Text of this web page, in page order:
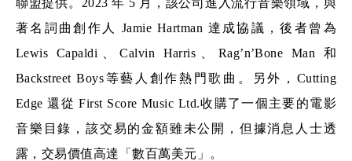
聯盟提供。2023 年 5 月，該公司進入流行音樂領域，與
著名詞曲創作人 Jamie Hartman 達成協議，後者曾為
Lewis Capaldi、Calvin Harris、Rag’n’Bone Man 和
Backstreet Boys等藝人創作熱門歌曲。另外，Cutting
Edge 還從 First Score Music Ltd.收購了一個主要的電影
音樂目錄，該交易的金額雖未公開，但據消息人士透
露，交易價值高達「數百萬美元」。